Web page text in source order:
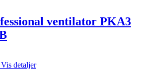
ventilator PKA3
Vis detaljer